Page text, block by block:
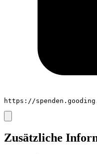
https://
Zusätzliche